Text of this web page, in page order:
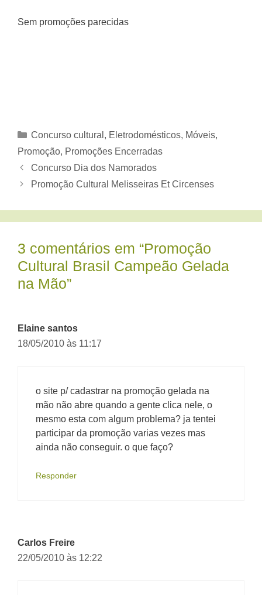
Sem promoções parecidas
Categorias
Concurso cultural , Eletrodomésticos, Móveis,
Promoção, Promoções Encerradas
Concurso Dia dos Namorados
Promoção Cultural Melisseiras Et Circenses
3 comentários em “Promoção
Cultural Brasil Campeão Gelada
na Mão”
Elaine santos
18/05/2010 às 11:17
o site p/ cadastrar na promoção gelada na
mão não abre quando a gente clica nele, o
mesmo esta com algum problema? ja tentei
participar da promoção varias vezes mas
ainda não conseguir. o que faço?
Responder
Carlos Freire
22/05/2010 às 12:22